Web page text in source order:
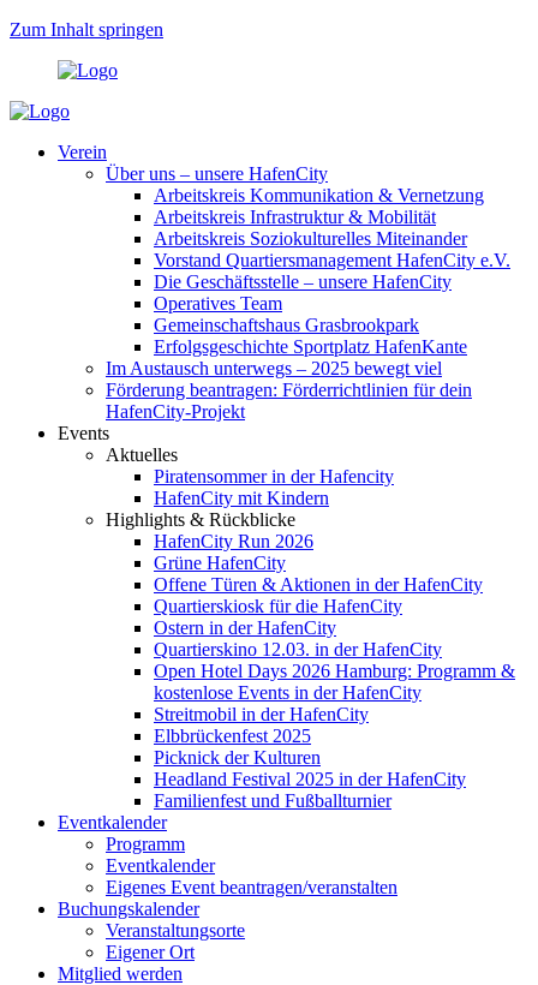
Zum Inhalt springen
Verein
Über uns – unsere HafenCity
Arbeitskreis Kommunikation & Vernetzung
Arbeitskreis Infrastruktur & Mobilität
Arbeitskreis Soziokulturelles Miteinander
Vorstand Quartiersmanagement HafenCity e.V.
Die Geschäftsstelle – unsere HafenCity
Operatives Team
Gemeinschaftshaus Grasbrookpark
Erfolgsgeschichte Sportplatz HafenKante
Im Austausch unterwegs – 2025 bewegt viel
Förderung beantragen: Förderrichtlinien für dein
HafenCity-Projekt
Events
Aktuelles
Piratensommer in der Hafencity
HafenCity mit Kindern
Highlights & Rückblicke
HafenCity Run 2026
Grüne HafenCity
Offene Türen & Aktionen in der HafenCity
Quartierskiosk für die HafenCity
Ostern in der HafenCity
Quartierskino 12.03. in der HafenCity
Open Hotel Days 2026 Hamburg: Programm &
kostenlose Events in der HafenCity
Streitmobil in der HafenCity
Elbbrückenfest 2025
Picknick der Kulturen
Headland Festival 2025 in der HafenCity
Familienfest und Fußballturnier
Eventkalender
Programm
Eventkalender
Eigenes Event beantragen/veranstalten
Buchungskalender
Veranstaltungsorte
Eigener Ort
Mitglied werden